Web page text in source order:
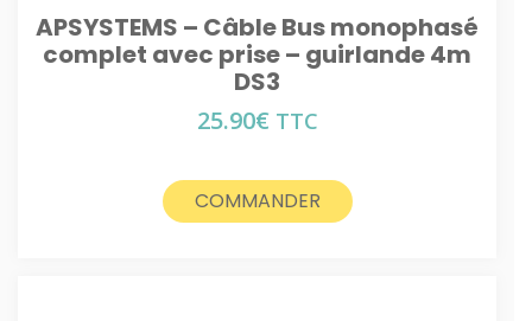
APSYSTEMS – Câble Bus monophasé
complet avec prise – guirlande 4m
DS3
25.90€ TTC
COMMANDER